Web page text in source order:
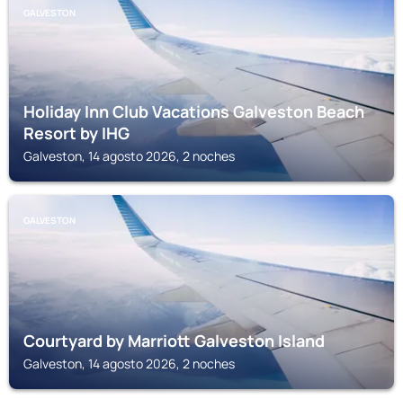
GALVESTON
Holiday Inn Club Vacations Galveston Beach
Resort by IHG
Galveston, 14 agosto 2026, 2 noches
GALVESTON
Courtyard by Marriott Galveston Island
Galveston, 14 agosto 2026, 2 noches